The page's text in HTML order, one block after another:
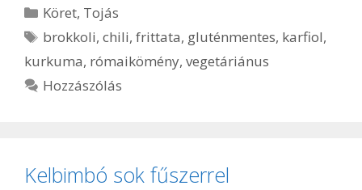
Kategória
Köret, Tojás
Címkék
brokkoli,chili,frittata, gluténmentes, karfiol,
kurkuma, rómaikömény, vegetáriánus
Hozzászólás
Kelbimbó sok fűszerrel